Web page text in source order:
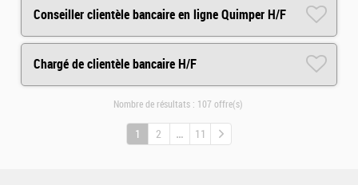
Conseiller clientèle bancaire en ligne Quimper H/F
Chargé de clientèle bancaire H/F
Nombre de résultats : 107 offre(s)
1 2 11